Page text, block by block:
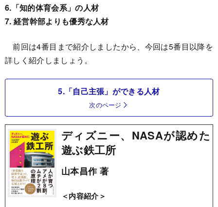
6.「知的体育会系」の人材
7. 経営幹部よりも優秀な人材
前回は4番目まで紹介しましたから、今回は5番目以降を
詳しく紹介しましょう。
5.「自己主張」ができる人材
次のページ
ディズニー、NASAが認めた
遊ぶ鉄工所
山本昌作 著
＜内容紹介＞